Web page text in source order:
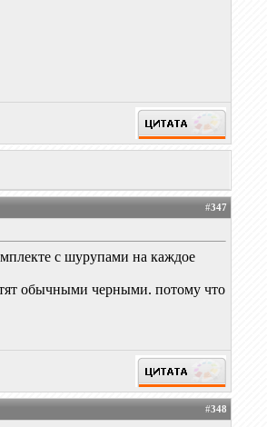
#347
с шурупами на каждое
обычными черными. потому что
#348